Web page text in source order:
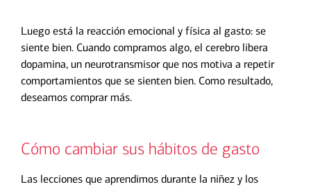
Transcripción
Luego está la reacción emocional y física al gasto: se
siente bien. Cuando compramos algo, el cerebro libera
dopamina, un neurotransmisor que nos motiva a repetir
comportamientos que se sienten bien. Como resultado,
deseamos comprar más.
Cómo cambiar sus hábitos de gasto
Las lecciones que aprendimos durante la niñez y los